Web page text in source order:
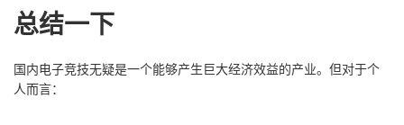
总结一下
国内电子竞技无疑是一个能够产生巨大经济效益的产业。但对于个
人而言：